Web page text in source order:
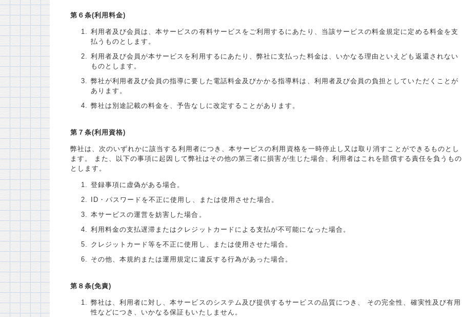
第６条(利用料金)
利用者及び会員は、本サービスの有料サービスをご利用するにあたり、当該サービスの料金規定に定める料金を支
払うものとします。
利用者及び会員が本サービスを利用するにあたり、弊社に支払った料金は、いかなる理由といえども返還されない
ものとします。
弊社が利用者及び会員の指導に要した電話料金及びかかる指導料は、利用者及び会員の負担としていただくことが
あります。
弊社は別途記載の料金を、予告なしに改定することがあります。
第７条(利用資格)
弊社は、次のいずれかに該当する利用者につき、本サービスの利用資格を一時停止し又は取り消すことができるものとし
ます。 また、以下の事項に起因して弊社はその他の第三者に損害が生じた場合、利用者はこれを賠償する責任を負うもの
とします。
登録事項に虚偽がある場合。
ID・パスワードを不正に使用し、または使用させた場合。
本サービスの運営を妨害した場合。
利用料金の支払遅滞またはクレジットカードによる支払が不可能になった場合。
クレジットカード等を不正に使用し、または使用させた場合。
その他、本規約または運用規定に違反する行為があった場合。
第８条(免責)
弊社は、利用者に対し、本サービスのシステム及び提供するサービスの品質につき、 その完全性、確実性及び有用
性などにつき、いかなる保証もいたしません。